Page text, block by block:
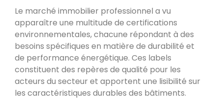
Le marché immobilier professionnel a vu
apparaître une multitude de certifications
environnementales, chacune répondant à des
besoins spécifiques en matière de durabilité et
de performance énergétique. Ces labels
constituent des repères de qualité pour les
acteurs du secteur et apportent une lisibilité sur
les caractéristiques durables des bâtiments.